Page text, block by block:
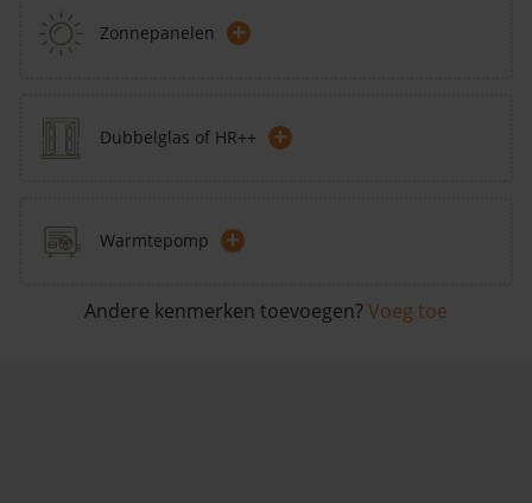
Zonnepanelen +
Dubbelglas of HR++ +
Warmtepomp +
Andere kenmerken toevoegen? Voeg toe